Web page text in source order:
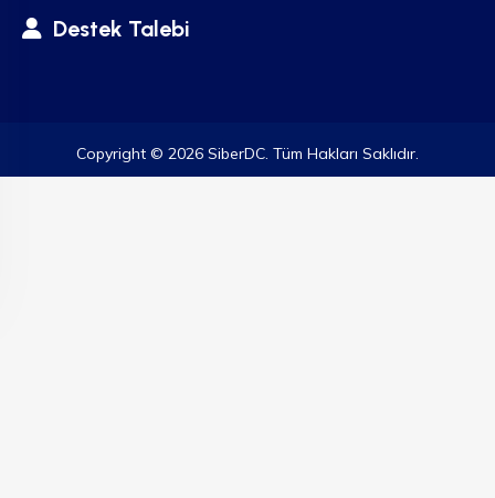
Destek Talebi
Copyright © 2026 SiberDC. Tüm Hakları Saklıdır.